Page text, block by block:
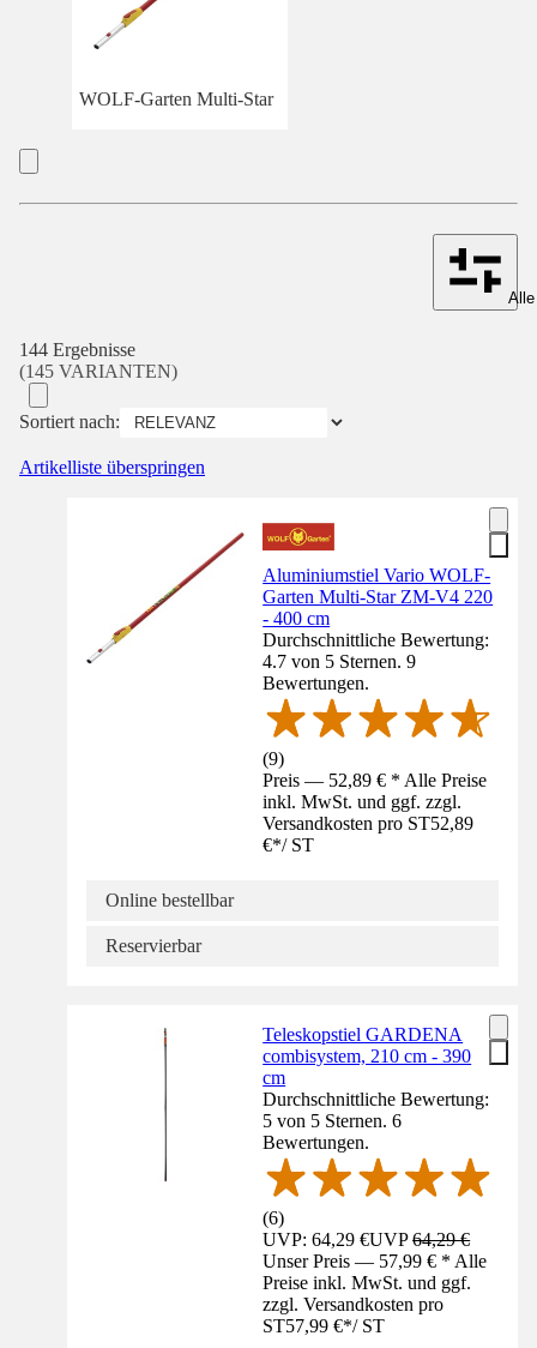
WOLF-Garten Multi-Star
144 Ergebnisse
(145 VARIANTEN)
Sortiert nach:
Artikelliste überspringen
Aluminiumstiel Vario WOLF-
Garten Multi-Star ZM-V4 220
- 400 cm
Durchschnittliche Bewertung:
4.7 von 5 Sternen. 9
Bewertungen.
(9)
Preis — 52,89 € * Alle Preise
inkl. MwSt. und ggf. zzgl.
Versandkosten pro ST52,89
€*/ ST
Online bestellbar
Reservierbar
Teleskopstiel GARDENA
combisystem, 210 cm - 390
cm
Durchschnittliche Bewertung:
5 von 5 Sternen. 6
Bewertungen.
(6)
UVP: 64,29 €UVP64,29 €
Unser Preis — 57,99 € * Alle
Preise inkl. MwSt. und ggf.
zzgl. Versandkosten pro
ST57,99 €*/ ST